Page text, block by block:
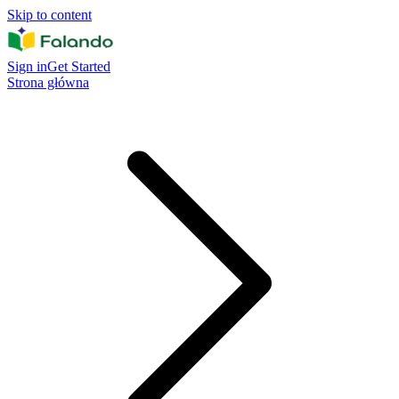
Skip to content
Sign inGet Started
Strona główna